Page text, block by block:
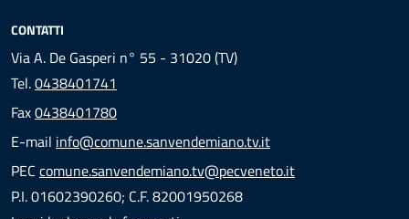
CONTATTI
Via A. De Gasperi n° 55 - 31020 (TV)
Tel.0438401741
Fax0438401780
E-mail info@comune.sanvendemiano.tv.it
PEC comune.sanvendemiano.tv@pecveneto.it
P.I. 01602390260; C.F. 82001950268